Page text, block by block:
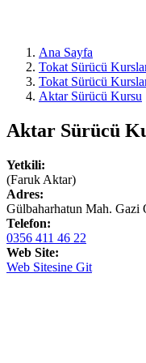
Ana Sayfa
Tokat Sürücü
Tokat Sürücü
Aktar Sürücü Kursu
Aktar Sürücü
Yetkili:
(Faruk Aktar)
Adres:
Gülbaharhatun Mah. Gazi
Telefon:
0356 411 46 22
Web Site:
Web Sitesine Git